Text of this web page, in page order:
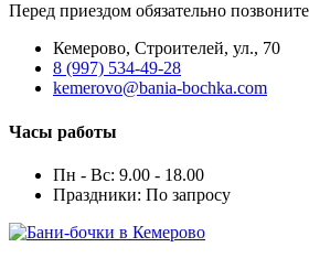
Перед приездом обязательно
Кемерово, Строителей, ул., 70
8 (997) 534-49-28
kemerovo@bania-bochka.com
Часы работы
Пн - Вс: 9.00 - 18.00
Праздники: По запросу